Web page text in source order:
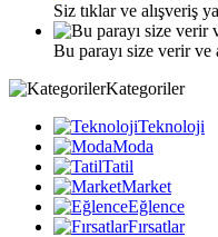
Siz tıklar ve alışveriş
Bu parayı size verir ve
Kategoriler
Teknoloji
Moda
Tatil
Market
Eğlence
Fırsatlar